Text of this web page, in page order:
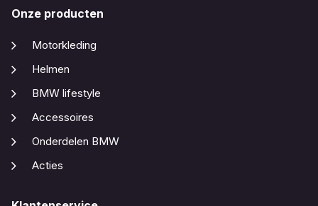
Onze producten
Motorkleding
Helmen
BMW lifestyle
Accessoires
Onderdelen BMW
Acties